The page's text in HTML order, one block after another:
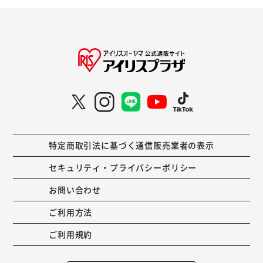
特定商取引法に基づく通信販売業者の表示
セキュリティ・プライバシーポリシー
お問い合わせ
ご利用方法
ご利用規約